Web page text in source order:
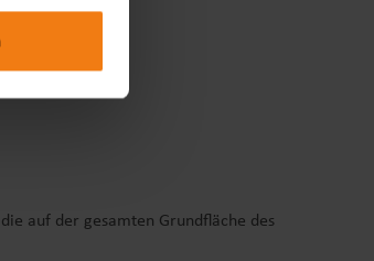
auf der gesamten Grundfläche des